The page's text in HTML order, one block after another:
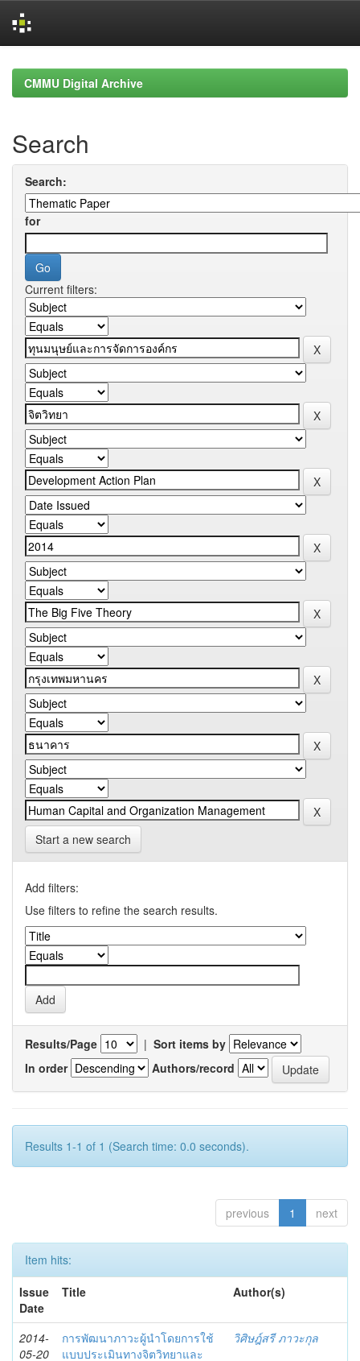
navigationCMMU Digital Archive
Search
Search:
for
Current filters:
Start a new search
Add filters:
Use filters to refine the search results.
Results/Page | Sort items by
In order
Authors/record
Results 1-1 of 1 (Search time: 0.0 seconds).
previous 1 next
Item hits:
Issue
Date
Title Author(s)
2014-
05-20
การพัฒนาภาวะผู้นำโดยการใช้
แบบประเมินทางจิตวิทยาและ
วิศิษฎ์สรี ภาวะกุล